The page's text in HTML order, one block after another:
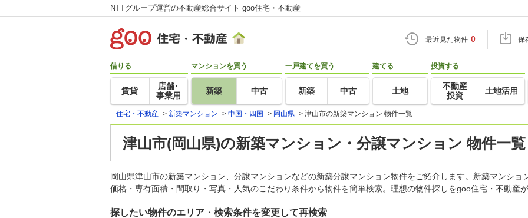
NTTグループ運営の不動産総合サイト goo住宅・不動産
最近見た物件 0 保
借りる
賃貸
店舗･
事業用
マンションを買う
新築 中古
一戸建てを買う
新築 中古
建てる
土地
投資する
不動産
投資
土地活用
住宅・不動産 > 新築マンション > 中国・四国 > 岡山県 > 津山市の新築マンション 物件一覧
津山市(岡山県)の新築マンション・分譲マンション 物件一覧
岡山県津山市の新築マンション、分譲マンションなどの新築分譲マンション物件をご紹介します。新築マンシ
価格・専有面積・間取り・写真・人気のこだわり条件から物件を簡単検索。理想の物件探しをgoo住宅・不動産
探したい物件のエリア・検索条件を変更して再検索